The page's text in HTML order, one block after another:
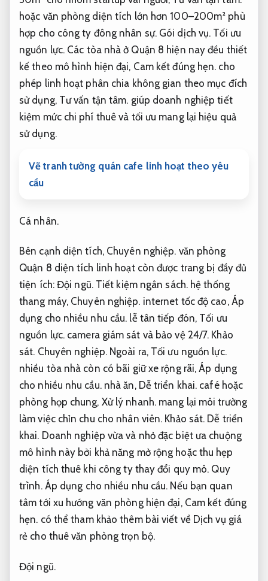
hoặc văn phòng diện tích lớn hơn 100–200m² phù
hợp cho công ty đông nhân sự. Gói dịch vụ. Tối ưu
nguồn lực. Các tòa nhà ở Quận 8 hiện nay đều thiết
kế theo mô hình hiện đại, Cam kết đúng hẹn. cho
phép linh hoạt phân chia không gian theo mục đích
sử dụng, Tư vấn tận tâm. giúp doanh nghiệp tiết
kiệm mức chi phí thuê và tối ưu mang lại hiệu quả
sử dụng.
Vẽ tranh tường quán cafe linh hoạt theo yêu
cầu
Cá nhân.
Bên cạnh diện tích, Chuyên nghiệp. văn phòng
Quận 8 diện tích linh hoạt còn được trang bị đầy đủ
tiện ích: Đội ngũ. Tiết kiệm ngân sách.hệ thống
thang máy, Chuyên nghiệp. internet tốc độ cao, Áp
dụng cho nhiều nhu cầu. lễ tân tiếp đón, Tối ưu
nguồn lực. camera giám sát và bảo vệ 24/7. Khảo
sát. Chuyên nghiệp.Ngoài ra, Tối ưu nguồn lực.
nhiều tòa nhà còn có bãi giữ xe rộng rãi,Áp dụng
cho nhiều nhu cầu.nhà ăn, Dễ triển khai. café hoặc
phòng họp chung, Xử lý nhanh.mang lại môi trường
làm việc chỉn chu cho nhân viên. Khảo sát. Dễ triển
khai. Doanh nghiệp vừa và nhỏ đặc biệt ưa chuộng
mô hình này bởi khả năng mở rộng hoặc thu hẹp
diện tích thuê khi công ty thay đổi quy mô. Quy
trình. Áp dụng cho nhiều nhu cầu. Nếu bạn quan
tâm tới xu hướng văn phòng hiện đại, Cam kết đúng
hẹn. có thể tham khảo thêm bài viết về Dịch vụ giá
rẻ cho thuê văn phòng trọn bộ.
Đội ngũ.